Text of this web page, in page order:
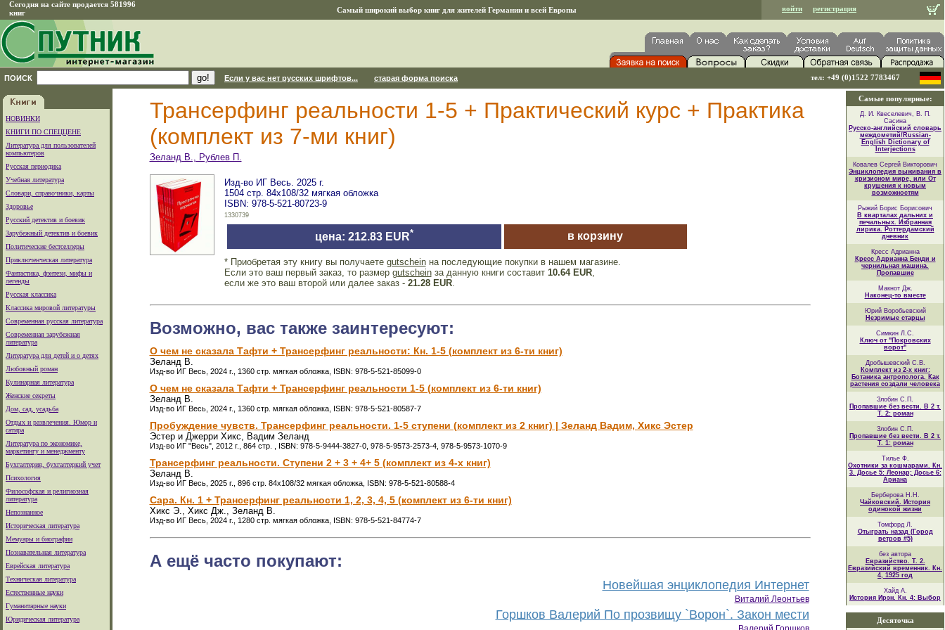
Сегодня на сайте продается 581996
книг
Самый широкий выбор книг для жителей Германии и всей Европы войти регистрация
ПОИСК Если у вас нет русских шрифтов... старая форма поиска тел: +49 (0)1522 7783467
НОВИНКИ
КНИГИ ПО СПЕЦЦЕНЕ
Литература для пользователей
компьютеров
Русская периодика
Учебная литература
Словари, справочники, карты
Здоровье
Русский детектив и боевик
Зарубежный детектив и боевик
Политические бестселлеры
Приключенческая литература
Фантастика, фэнтези, мифы и
легенды
Русская классика
Классика мировой литературы
Современная русская литература
Современная зарубежная
литература
Литература для детей и о детях
Любовный роман
Кулинарная литература
Женские секреты
Дом, сад, усадьба
Отдых и развлечения. Юмор и
сатира
Литература по экономике,
маркетингу и менеджменту
Бухгалтерия, бухгалтеркий учет
Психология
Философская и религиозная
литература
Непознанное
Историческая литература
Мемуары и биографии
Познавательная литература
Еврейская литература
Техническая литература
Естественные науки
Гуманитарные науки
Юридическая литература
Трансерфинг реальности 1-5 + Практический курс + Практика
(комплект из 7-ми книг)
Зеланд В., Рублев П.
Изд-во ИГ Весь. 2025 г.
1504 стр. 84х108/32 мягкая обложка
ISBN: 978-5-521-80723-9
1330739
цена: 212.83 EUR* в корзину
* Приобретая эту книгу вы получаете gutscheinна последующие покупки в нашем магазине.
Если это ваш первый заказ, то размер gutscheinза данную книги составит 10.64 EUR,
если же это ваш второй или далее заказ - 21.28 EUR.
Возможно, вас также заинтересуют:
О чем не сказала Тафти + Трансерфинг реальности: Кн. 1-5 (комплект из 6-ти книг)
Зеланд В.
Изд-во ИГ Весь, 2024 г., 1360 стр. мягкая обложка, ISBN: 978-5-521-85099-0
О чем не сказала Тафти + Трансерфинг реальности 1-5 (комплект из 6-ти книг)
Зеланд В.
Изд-во ИГ Весь, 2024 г., 1360 стр. мягкая обложка, ISBN: 978-5-521-80587-7
Пробуждение чувств. Трансерфинг реальности. 1-5 ступени (комплект из 2 книг) | Зеланд Вадим, Хикс Эстер
Эстер и Джерри Хикс, Вадим Зеланд
Изд-во ИГ "Весь", 2012 г., 864 стр. , ISBN: 978-5-9444-3827-0, 978-5-9573-2573-4, 978-5-9573-1070-9
Трансерфинг реальности. Ступени 2 + 3 + 4+ 5 (комплект из 4-х книг)
Зеланд В.
Изд-во ИГ Весь, 2025 г., 896 стр. 84х108/32 мягкая обложка, ISBN: 978-5-521-80588-4
Сара. Кн. 1 + Трансерфинг реальности 1, 2, 3, 4, 5 (комплект из 6-ти книг)
Хикс Э., Хикс Дж., Зеланд В.
Изд-во ИГ Весь, 2024 г., 1280 стр. мягкая обложка, ISBN: 978-5-521-84774-7
А ещё часто покупают:
Новейшая энциклопедия Интернет
Виталий Леонтьев
Горшков Валерий По прозвищу `Ворон`. Закон мести
Самые популярные:
Д. И. Квеселевич, В. П.
Сасина
Русско-английский словарь
междометий/Russian-
English Dictionary of
Interjections
Ковалев Сергей Викторович
Энциклопедия выживания в
кризисном мире, или От
крушения к новым
возможностям
Рыжий Борис Борисович
В кварталах дальних и
печальных. Избранная
лирика. Роттердамский
дневник
Кресс Адрианна
Кресс Адрианна Бенди и
чернильная машина.
Пропавшие
Макнот Дж.
Наконец-то вместе
Юрий Воробьевский
Незримые старцы
Симкин Л.С.
Ключ от "Покровских
ворот"
Дробышевский С.В.
Комплект из 2-х книг:
Ботаника антрополога. Как
растения создали человека
Злобин С.П.
Пропавшие без вести. В 2 т.
Т. 2: роман
Злобин С.П.
Пропавшие без вести. В 2 т.
Т. 1: роман
Тилье Ф.
Охотники за кошмарами. Кн.
3. Досье 5: Леонар; Досье 6:
Ариана
Берберова Н.Н.
Чайковский. История
одинокой жизни
Томфорд Л.
Отыграть назад (Город
ветров #5)
без автора
Евразийство. Т. 2.
Евразийский временник. Кн.
4, 1925 год
Хайд А.
История Ирэн. Кн. 4: Выбор
Десяточка